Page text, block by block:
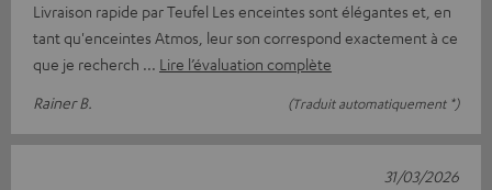
Livraison rapide par Teufel Les enceintes sont élégantes et, en
tant qu'enceintes Atmos, leur son correspond exactement à ce
que je recherch
Lire l’évaluation complète
Rainer B.
(Traduit automatiquement *)
31/03/2026